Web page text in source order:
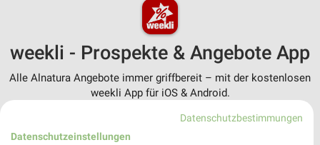
weekli - Prospekte & Angebote App
Alle Alnatura Angebote immer griffbereit – mit der kostenlosen
weekli App für iOS & Android.
Standortgenaue Angebote
✔Folge deinem Lieblingshändler
Datenschutzbestimmungen
Datenschutzeinstellungen